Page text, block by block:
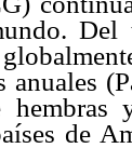
Del
anuales
de